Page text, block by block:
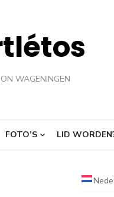
WAGENINGEN
FOTO’S LID